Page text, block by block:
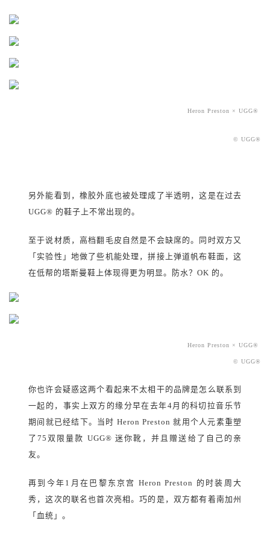
Heron Preston × UGG®
© UGG®
另外能看到，橡胶外底也被处理成了半透明，这是在过去
UGG® 的鞋子上不常出现的。
至于说材质，高档翻毛皮自然是不会缺席的。同时双方又
「实验性」地做了些机能处理，拼接上弹道帆布鞋面，这
在低帮的塔斯曼鞋上体现得更为明显。防水？OK 的。
Heron Preston × UGG®
© UGG®
你也许会疑惑这两个看起来不太相干的品牌是怎么联系到
一起的，事实上双方的缘分早在去年4月的科切拉音乐节
期间就已经结下。当时 Heron Preston 就用个人元素重塑
了75双限量款 UGG® 迷你靴，并且赠送给了自己的亲
友。
再到今年1月在巴黎东京宫 Heron Preston 的时装周大
秀，这次的联名也首次亮相。巧的是，双方都有着南加州
「血统」。